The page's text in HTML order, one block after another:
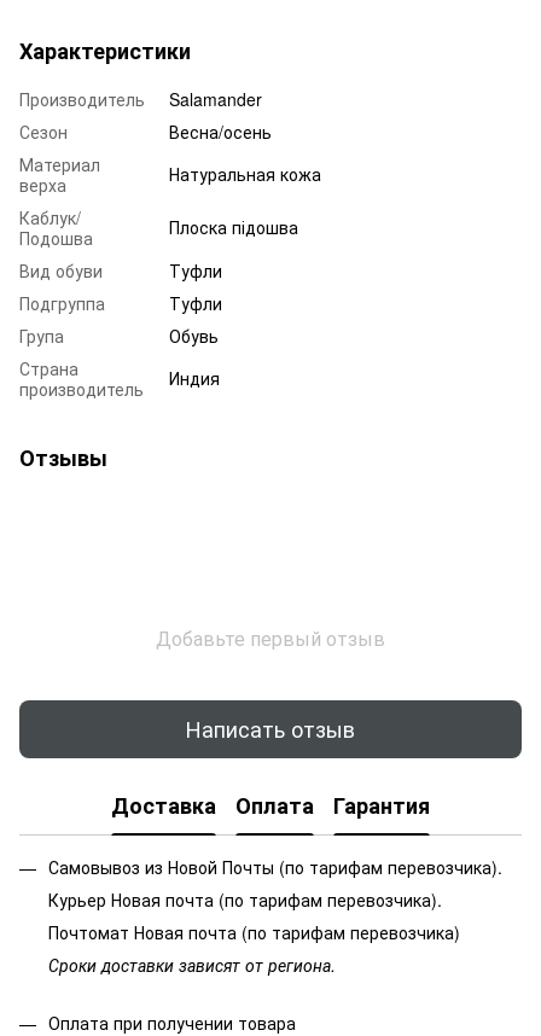
Характеристики
Производитель
Salamander
Сезон
Весна/осень
Материал
верха
Натуральная кожа
Каблук/
Подошва
Плоска підошва
Вид обуви
Туфли
Подгруппа
Туфли
Група
Обувь
Страна
производитель
Индия
Отзывы
Добавьте первый отзыв
Написать отзыв
Доставка Оплата Гарантия
Самовывоз из Новой Почты (по тарифам перевозчика).
Курьер Новая почта (по тарифам перевозчика).
Почтомат Новая почта (по тарифам перевозчика)
Сроки доставки зависят от региона.
Оплата при получении товара